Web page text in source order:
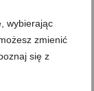
wybierając
zmienić
się z